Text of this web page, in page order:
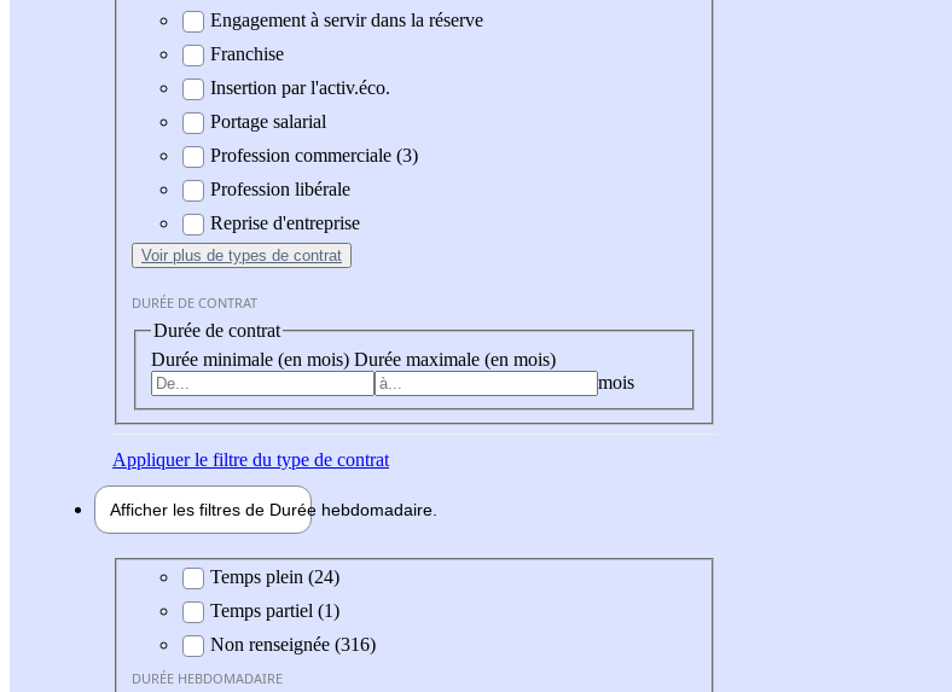
Engagement à servir dans la réserve
Franchise
Insertion par l'activ.éco.
Portage salarial
Profession commerciale (3)
Profession libérale
Reprise d'entreprise
Voir plus de types de contrat
DURÉE DE CONTRAT
Durée de contrat
Durée minimale (en mois) Durée maximale (en mois)
mois
Appliquerle filtre du type de contrat
Afficher les filtres de Durée hebdomadaire
Durée hebdomadaire
Temps plein (24)
Temps partiel (1)
Non renseignée (316)
DURÉE HEBDOMADAIRE